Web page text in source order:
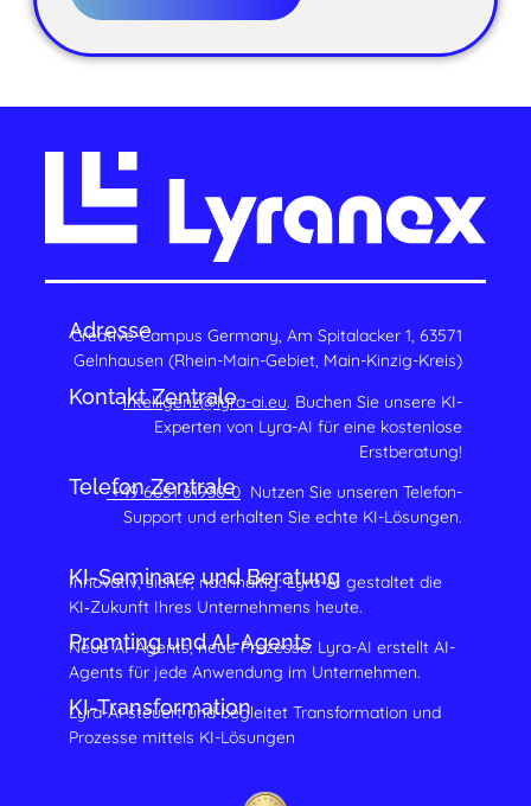
Adresse
Creative-Campus Germany, Am Spitalacker 1, 63571
Gelnhausen (Rhein-Main-Gebiet, Main-Kinzig-Kreis)
Kontakt Zentrale
intelligenz@lyra-ai.eu. Buchen Sie unsere KI-
Experten von Lyra-AI für eine kostenlose
Erstberatung!
Telefon Zentrale
+49 6051 61930-0 Nutzen Sie unseren Telefon-
Support und erhalten Sie echte KI-Lösungen.
KI-Seminare und Beratung
Innovativ, sicher, nachhaltig: Lyra-AI gestaltet die
KI‑Zukunft Ihres Unternehmens heute.
Promting und AI-Agents
Neue AI-Agents, neue Prozesse: Lyra-AI erstellt AI-
Agents für jede Anwendung im Unternehmen.
KI-Transformation
Lyra-AI steuert und begleitet Transformation und
Prozesse mittels KI-Lösungen